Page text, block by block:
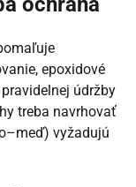
epoxidové
údržby
treba navrhovať
vyžadujú